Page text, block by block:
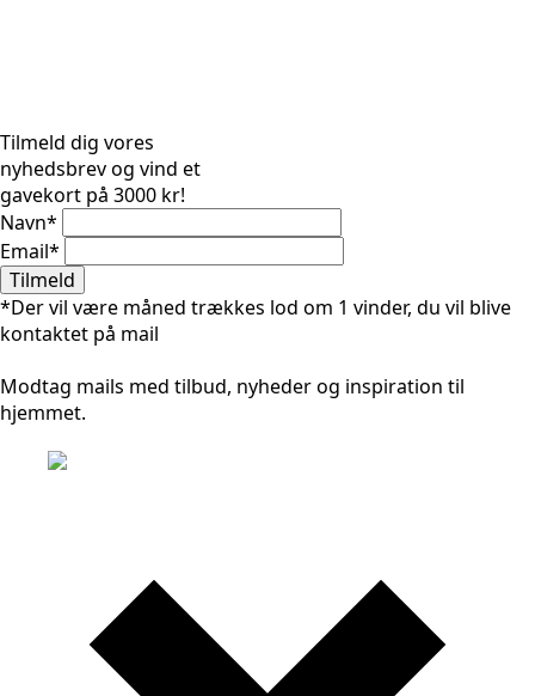
Tilmeld dig vores
nyhedsbrev og vind et
gavekort på 3000 kr!
Navn*
Email*
Tilmeld
*Der vil være måned trækkes lod om 1 vinder, du vil blive
kontaktet på mail
Modtag mails med tilbud, nyheder og inspiration til
hjemmet.